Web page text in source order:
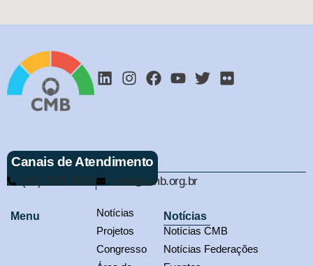
Canais de Atendimento
(61) 3321-9563 cmb@cmb.org.br
Menu
Notícias
Projetos
Congresso
Notícias
Notícias CMB
Notícias Federações